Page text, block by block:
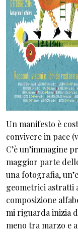
Un manifesto è
convivere in pace
C’è un’immagine
maggior parte
una fotografia,
geometrici astratti
composizione
mi riguarda inizia
meno tra marzo e